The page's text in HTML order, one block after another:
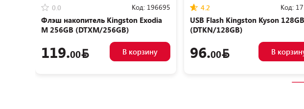
0.0 Код: 196695
Флэш накопитель Kingston Exodia
M 256GB (DTXM/256GB)
119.00 В корзину
4.2 Код:
USB Flash Kingston Kyson 128GB
(DTKN/128GB)
96.00 В